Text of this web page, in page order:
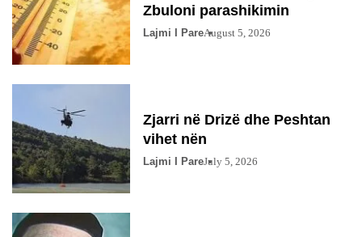
Zbuloni parashikimin
Lajmi I PareAugust 5, 2026
Zjarri në Drizë dhe Peshtan
vihet nën
Lajmi I PareJuly 5, 2026